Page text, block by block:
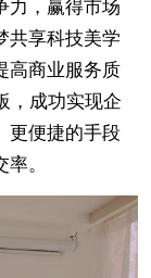
力，赢得市场
共享科技美学
高商业服务质
，成功实现企
更便捷的手段
。